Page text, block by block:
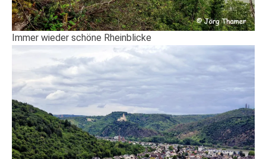
Immer wieder schöne Rheinblicke